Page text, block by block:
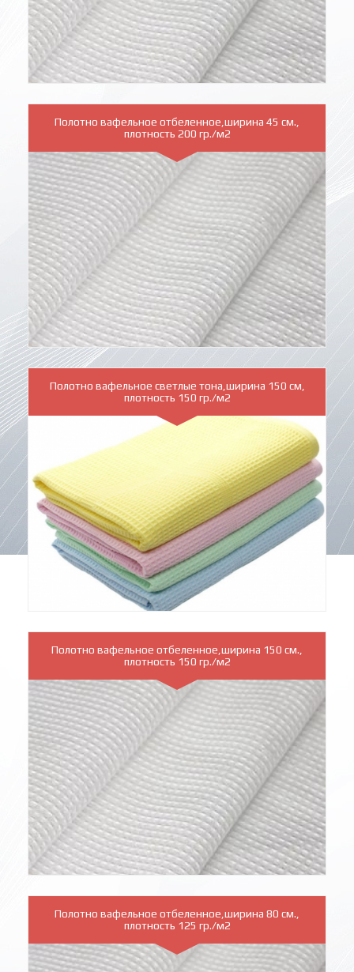
Полотно вафельное отбеленное,ширина 45 см.,
плотность 200 гр./м2
Полотно вафельное светлые тона,ширина 150 см,
плотность 150 гр./м2
Полотно вафельное отбеленное,ширина 150 см.,
плотность 150 гр./м2
Полотно вафельное отбеленное,ширина 80 см.,
плотность 125 гр./м2